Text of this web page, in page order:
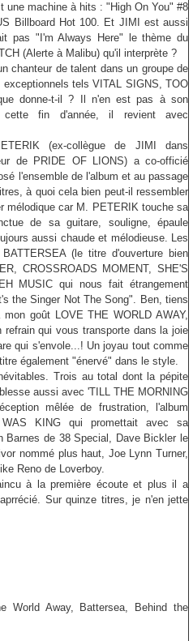
une machine à hits : "High On You" #8
Billboard Hot 100. Et JIMI est aussi
pas "I'm Always Here" le thème du
(Alerte à Malibu) qu'il interprète ?
chanteur de talent dans un groupe de
tels VITAL SIGNS, TOO
donne-t-il ? Il n'en est pas à son
fin d'année, il revient avec
(ex-collègue de JIMI dans
de PRIDE OF LIONS) a co-officié
l'ensemble de l'album et au passage
à quoi cela bien peut-il ressembler
mélodique car M. PETERIK touche sa
de sa guitare, souligne, épaule
aussi chaude et mélodieuse. Les
(le titre d'ouverture bien
CROSSROADS MOMENT, SHE'S
MUSIC qui nous fait étrangement
the Singer Not The Song". Ben, tiens
goût LOVE THE WORLD AWAY,
qui vous transporte dans la joie
qui s'envole...! Un joyau tout comme
également "énervé" dans le style.
Trois au total dont la pépite
aussi avec 'TILL THE MORNING
mêlée de frustration, l'album
KING qui promettait avec sa
Barnes de 38 Special, Dave Bickler le
nommé plus haut, Joe Lynn Turner,
Reno de Loverboy.
à la première écoute et plus il a
Sur quinze titres, je n'en jette
World Away, Battersea, Behind the